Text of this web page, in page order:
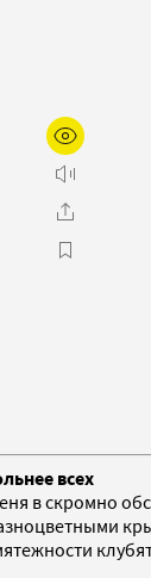
всех
в скромно